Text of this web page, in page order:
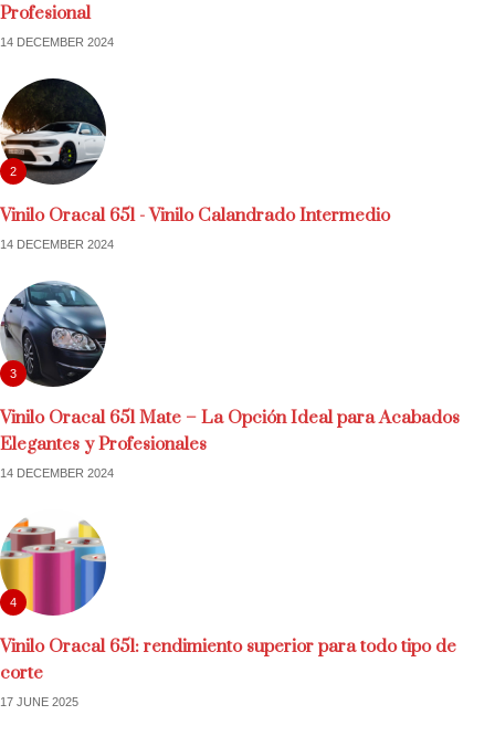
Profesional
14 DECEMBER 2024
2
Vinilo Oracal 651 - Vinilo Calandrado Intermedio
14 DECEMBER 2024
3
Vinilo Oracal 651 Mate – La Opción Ideal para Acabados
Elegantes y Profesionales
14 DECEMBER 2024
4
Vinilo Oracal 651: rendimiento superior para todo tipo de
corte
17 JUNE 2025